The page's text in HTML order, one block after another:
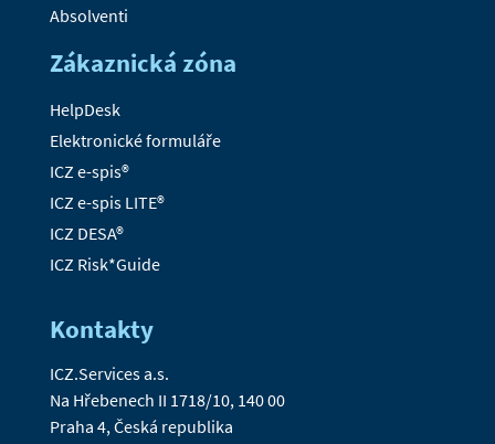
Absolventi
Zákaznická zóna
HelpDesk
Elektronické formuláře
ICZ e-spis®
ICZ e-spis LITE®
ICZ DESA®
ICZ Risk*Guide
Kontakty
ICZ.Services a.s.
Na Hřebenech II 1718/10, 140 00
Praha 4, Česká republika